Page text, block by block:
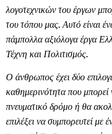
λογοτεχνικών του έργων
του τόπου μας. Αυτό είναι
πάμπολλα αξιόλογα έργα
Τέχνη και Πολιτισμός.
Ο άνθρωπος έχει δύο
καθημερινότητα που
πνευματικό δρόμο ή θα
επιλέξει να συμπορευτεί με